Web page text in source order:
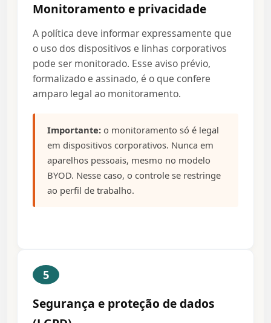
Monitoramento e privacidade
A política deve informar expressamente que
o uso dos dispositivos e linhas corporativos
pode ser monitorado. Esse aviso prévio,
formalizado e assinado, é o que confere
amparo legal ao monitoramento.
Importante: o monitoramento só é legal
em dispositivos corporativos. Nunca em
aparelhos pessoais, mesmo no modelo
BYOD. Nesse caso, o controle se restringe
ao perfil de trabalho.
5
Segurança e proteção de dados